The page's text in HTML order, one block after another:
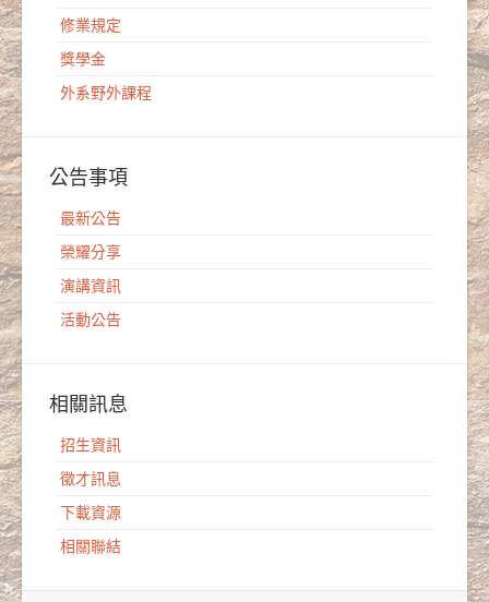
修業規定
獎學金
外系野外課程
公告事項
最新公告
榮耀分享
演講資訊
活動公告
相關訊息
招生資訊
徵才訊息
下載資源
相關聯結